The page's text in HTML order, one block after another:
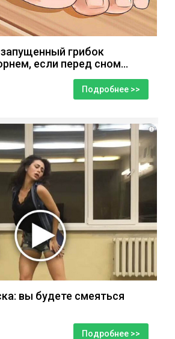
грибок
если перед сном…
Подробнее >>
i
вы будете смеяться
Подробнее >>